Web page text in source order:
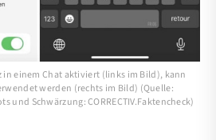
einem Chat aktiviert (links im Bild), kann
werden (rechts im Bild) (Quelle:
und Schwärzung: CORRECTIV.Faktencheck)